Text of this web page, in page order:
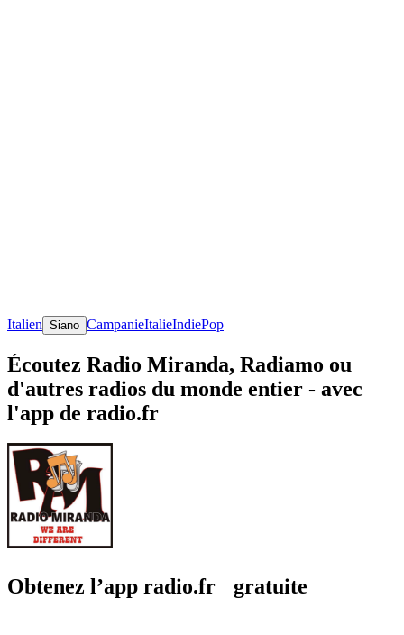
Italien Siano CampanieItalieIndiePop
Écoutez Radio Miranda, Radiamo ou
d'autres radios du monde entier - avec
l'app de radio.fr
Obtenez l’app radio.fr gratuite